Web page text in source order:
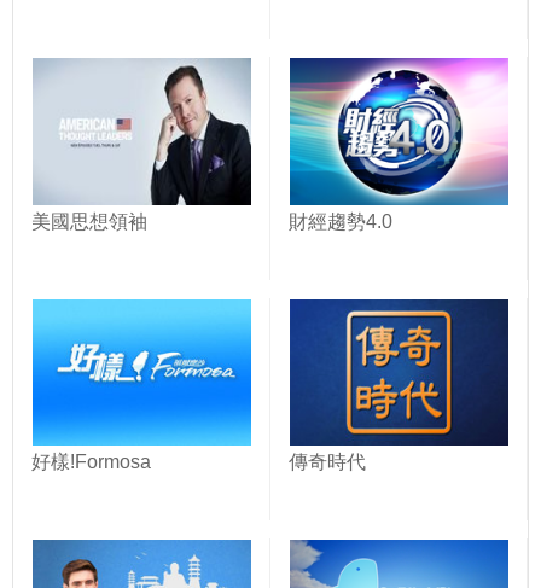
美國思想領袖 財經趨勢4.0
好樣!Formosa 傳奇時代